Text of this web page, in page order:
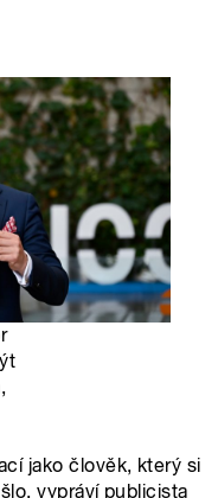
,
jako člověk, který si
vypráví publicista